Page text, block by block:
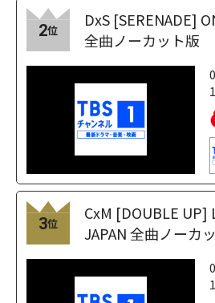
2位
DxS [SERENADE]
全曲ノーカット版
3位
CxM [DOUBLE UP]
JAPAN 全曲ノーカ